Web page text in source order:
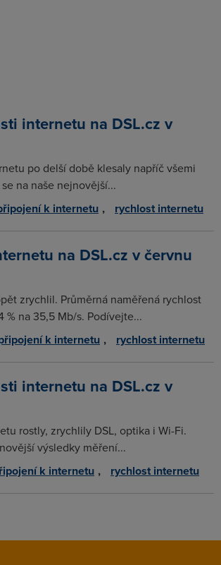
internetu na DSL.cz v
po delší době klesaly napříč všemi
na naše nejnovější...
k internetu , rychlost internetu
na DSL.cz v červnu
zrychlil. Průměrná naměřená rychlost
na 35,5 Mb/s. Podívejte...
k internetu , rychlost internetu
internetu na DSL.cz v
rostly, zrychlily DSL, optika i Wi-Fi.
výsledky měření...
k internetu , rychlost internetu